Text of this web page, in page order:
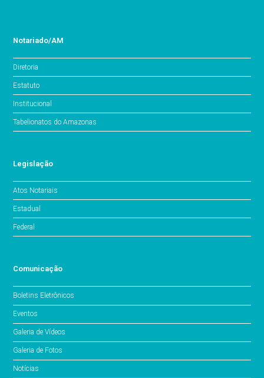
Notariado/AM
Diretoria
Estatuto
Institucional
Tabelionatos do Amazonas
Legislação
Atos Notariais
Estadual
Federal
Comunicação
Boletins Eletrônicos
Eventos
Galeria de Vídeos
Galeria de Fotos
Notícias